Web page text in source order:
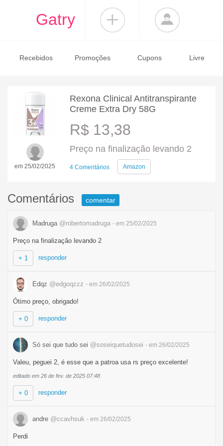
Gatry
Recebidos Promoções Cupons Livre
em 25/02/2025
Rexona Clinical Antitranspirante
Creme Extra Dry 58G
R$ 13,38
Preço na finalização levando 2
4 Comentários Amazon
Comentários comentar
Madruga @robertomadruga - em 25/02/2025
Preço na finalização levando 2
+ 1 responder
Edqz @edgoqzzz - em 26/02/2025
Ótimo preço, obrigado!
+ 0 responder
Só sei que tudo sei @soseiquetudosei - em 26/02/2025
Valeu, peguei 2, é esse que a patroa usa rs preço excelente!
editado em 26 de fev. de 2025 07:48
+ 0 responder
andre @ccavhsuk - em 26/02/2025
Perdi